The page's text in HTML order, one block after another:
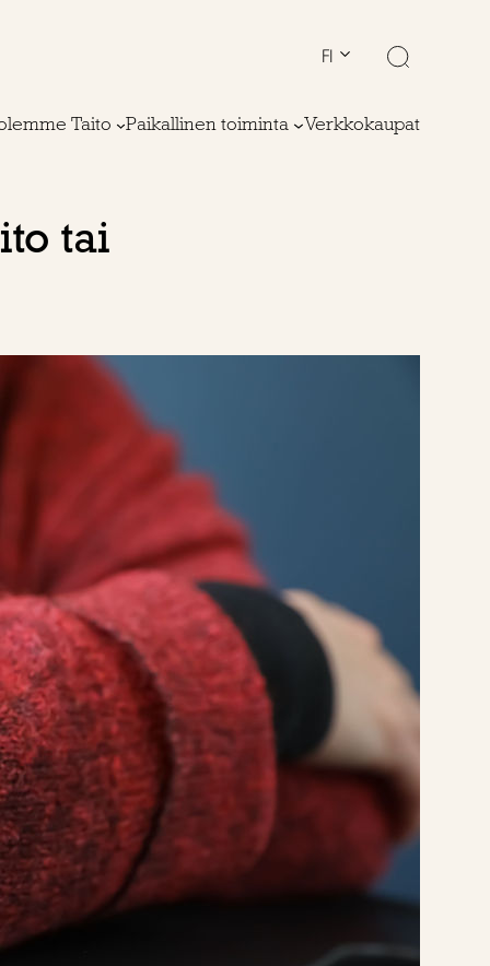
FI
Taito Paikallinen toiminta Verkkokaupat
tai